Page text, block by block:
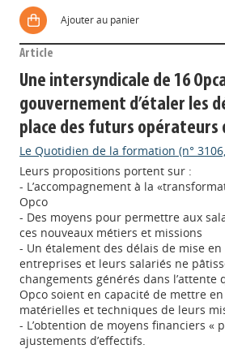
Ajouter au panier
Article
Une intersyndicale de 16
gouvernement d’étaler les
place des futurs opérateurs
Le Quotidien de la formation (n°
Leurs propositions portent sur :
- L’accompagnement à la
Opco
- Des moyens pour permettre aux
ces nouveaux métiers et missions
- Un étalement des délais de mise
entreprises et leurs salariés ne
changements générés dans l’attente
Opco soient en capacité de mettre
matérielles et techniques de leurs
- L’obtention de moyens financiers «
ajustements d’effectifs.